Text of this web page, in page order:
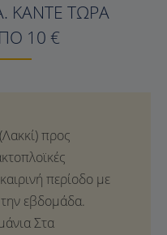
ΚΆΝΤΕ ΤΏΡΑ
10 €